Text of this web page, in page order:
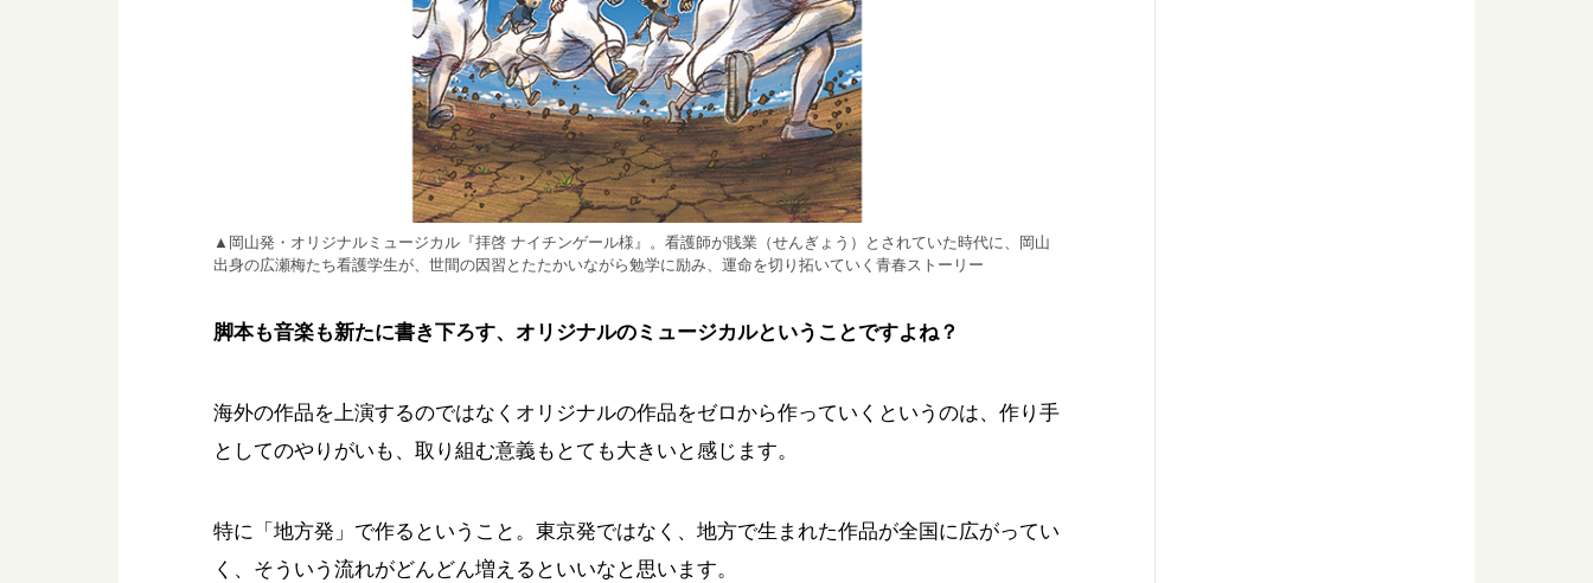
▲岡山発・オリジナルミュージカル『拝啓 ナイチンゲール様』。看護師が賎業（せんぎょう）とされていた時代に、岡山
出身の広瀬梅たち看護学生が、世間の因習とたたかいながら勉学に励み、運命を切り拓いていく青春ストーリー
脚本も音楽も新たに書き下ろす、オリジナルのミュージカルということですよね？
海外の作品を上演するのではなくオリジナルの作品をゼロから作っていくというのは、作り手
としてのやりがいも、取り組む意義もとても大きいと感じます。
特に「地方発」で作るということ。東京発ではなく、地方で生まれた作品が全国に広がってい
く、そういう流れがどんどん増えるといいなと思います。